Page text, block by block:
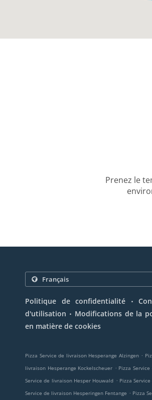
Prenez le
Politique de confidentialité .
d'utilisation . Modifications de la
en matière de cookies
Pizza Service de livraison Hesperange Alzingen .
livraison Hesperange Kockelscheuer . Pizza
Service de livraison Hesper Houwald . Pizza
Service de livraison Hesperingen Fentange . Pizza